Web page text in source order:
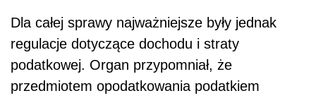
Dla całej sprawy najważniejsze były jednak
regulacje dotyczące dochodu i straty
podatkowej. Organ przypomniał, że
przedmiotem opodatkowania podatkiem